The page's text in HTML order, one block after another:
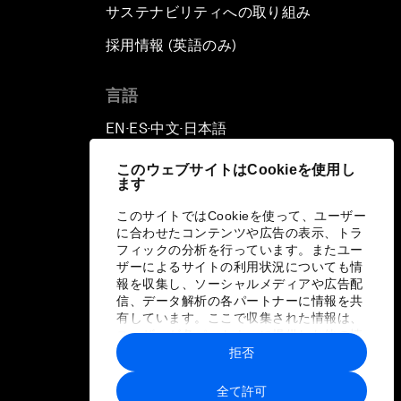
このウェブサイトはCookieを使用し
ます
このサイトではCookieを使って、ユーザー
に合わせたコンテンツや広告の表示、トラ
フィックの分析を行っています。またユー
ザーによるサイトの利用状況についても情
報を収集し、ソーシャルメディアや広告配
信、データ解析の各パートナーに情報を共
有しています。ここで収集された情報は、
ユーザーが各パートナーに提供した他の情
報や各パートナーのサービスを使用した際
に収集された情報と組み合わされ、各パー
トナーによって使用されることがありま
全て許可
拒否
サステナビリティへの取り組み
採用情報 (英語のみ)
言語
EN ▪ ES▪中文▪ 日本語